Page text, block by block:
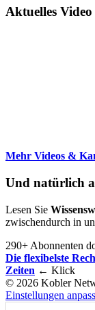
Aktuelles
Mehr Videos &
Und natürlich
Lesen Sie
zwischendurch in
290+ Abonnenten
Die flexibelste
Zeiten ← Klick
© 2026 Kobler
Einstellungen